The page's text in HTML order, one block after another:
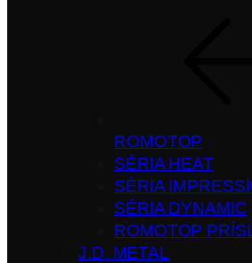
ROMOTOP
SÉRIA HEAT
SÉRIA
SÉRIA DYNAMIC
ROMOTOP
J.D. METAL